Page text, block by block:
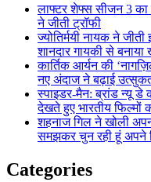
लाफ्टर शेफ्स सीजन 3 का
ने जीती ट्रॉफी
ज्योतिर्मयी नायक ने
शानदार गायकी से
कार्तिक आर्यन की
नए अंदाज ने बढ़ाई
स्पाइडर-मैन: ब्रांड न्यू
देखते हुए भारतीय फिल्मों
शहनाज गिल ने खोली
समझकर चुन रही हूं अपने
Categories